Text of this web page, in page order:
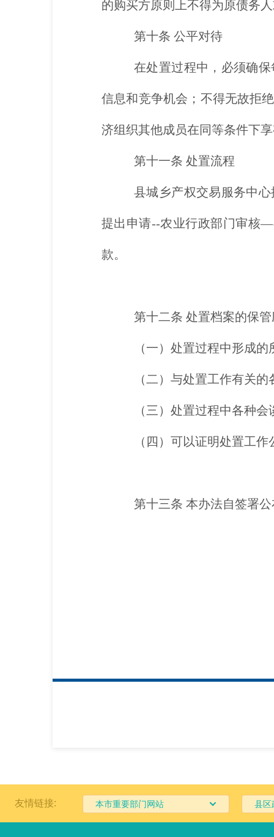
的购买方原则上不得为原债务
第十条 公平对待
在处置过程中，必须确
信息和竞争机会；不得无故拒
济组织其他成员在同等条件下
第十一条 处置流程
县城乡产权交易服务中
提出申请--农业行政部门审核
款。
第十二条 处置档案的保
（一）处置过程中形成
（二）与处置工作有关
（三）处置过程中各种
（四）可以证明处置工
第十三条 本办法自签署
友情链接: 本市重要部门网站 县区